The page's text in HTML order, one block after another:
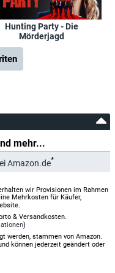
Hunting Party - Die
Mörderjagd
mehr...
Amazon.de*
wir Provisionen im Rahmen
Mehrkosten für Käufer,
& Versandkosten.
)
werden, stammen von Amazon.
können jederzeit geändert oder